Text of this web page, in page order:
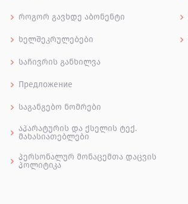
როგორ გავხდე აბონენტი
ხელშეკრულებები
საჩივრის განხილვა
Предложение
საგანგებო ნომრები
აპარატურის და ქსელის ტექ.
მახასიათებლები
პერსონალურ მონაცემთა დაცვის
პოლიტიკა